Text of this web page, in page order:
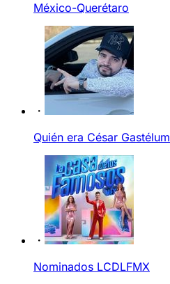
México-Querétaro
Quién era César Gastélum
Nominados LCDLFMX